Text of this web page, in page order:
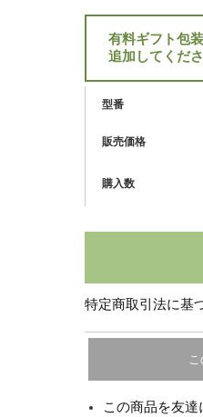
有料ギフト包
追加してくださ
型番
販売価格
購入数
特定商取引法に基
この商品を友達